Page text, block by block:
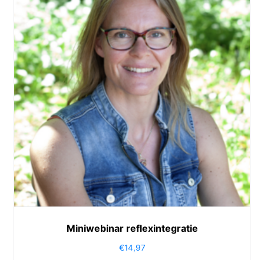
Miniwebinar reflexintegratie
€14,97